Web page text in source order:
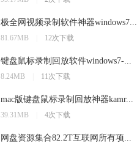
极全网视频录制软件神器windows7...
81.67MB 12次下载
键盘鼠标录制回放软件windows7-...
8.24MB 11次下载
mac版键盘鼠标录制回放神器kamr...
39.31MB 4次下载
网盘资源集合82.2T互联网所有项...